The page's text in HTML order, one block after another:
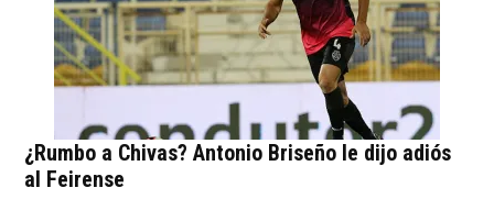
¿Rumbo a Chivas? Antonio Briseño le dijo adiós
al Feirense